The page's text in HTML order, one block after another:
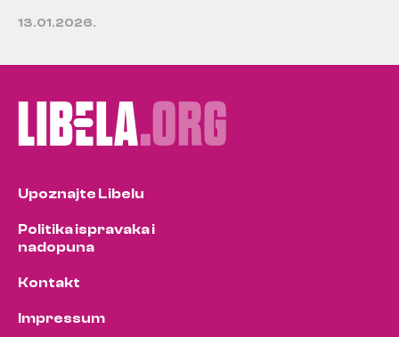
13.01.2026.
Upoznajte Libelu
Politika ispravaka i
nadopuna
Kontakt
Impressum